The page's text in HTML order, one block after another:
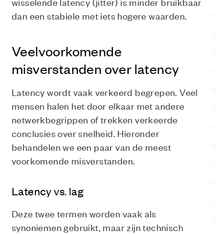
dan een stabiele met iets hogere waarden.
Veelvoorkomende
misverstanden over latency
Latency wordt vaak verkeerd begrepen. Veel
mensen halen het door elkaar met andere
netwerkbegrippen of trekken verkeerde
conclusies over snelheid. Hieronder
behandelen we een paar van de meest
voorkomende misverstanden.
Latency vs. lag
Deze twee termen worden vaak als
synoniemen gebruikt, maar zijn technisch